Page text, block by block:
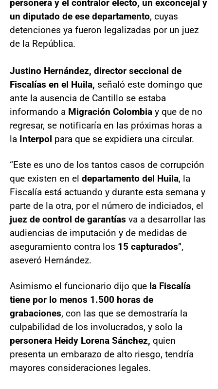
personera y el contralor electo, un exconcejal y
un diputado de ese departamento, cuyas
detenciones ya fueron legalizadas por un juez
de la República.
Justino Hernández, director seccional de
Fiscalías en el Huila, señaló este domingo que
ante la ausencia de Cantillo se estaba
informando a Migración Colombia y que de no
regresar, se notificaría en las próximas horas a
la Interpol para que se expidiera una circular.
“Este es uno de los tantos casos de corrupción
que existen en el departamento del Huila, la
Fiscalía está actuando y durante esta semana y
parte de la otra, por el número de indiciados, el
juez de control de garantías va a desarrollar las
audiencias de imputación y de medidas de
aseguramiento contra los 15 capturados”,
aseveró Hernández.
Asimismo el funcionario dijo que la Fiscalía
tiene por lo menos 1.500 horas de
grabaciones, con las que se demostraría la
culpabilidad de los involucrados, y solo la
personera Heidy Lorena Sánchez, quien
presenta un embarazo de alto riesgo, tendría
mayores consideraciones legales.